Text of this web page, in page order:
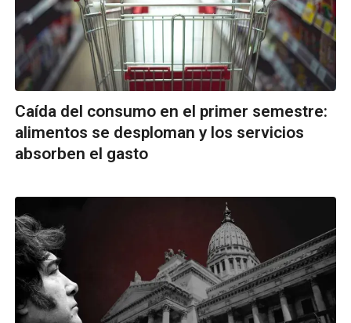
Caída del consumo en el primer semestre:
alimentos se desploman y los servicios
absorben el gasto